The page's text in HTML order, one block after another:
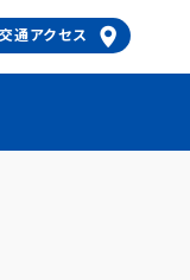
交通アクセス